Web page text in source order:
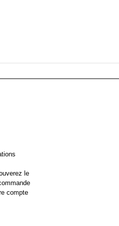
le
compte